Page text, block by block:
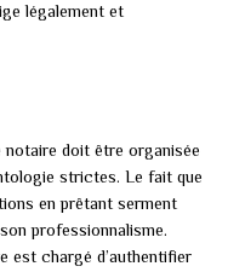
légalement et
doit être organisée
strictes. Le fait que
en prêtant serment
professionnalisme.
est chargé d’authentifier